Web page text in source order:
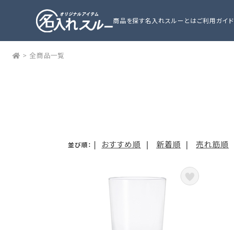
商品を探す名入れスルーとはご利用ガイド
> 全商品一覧
並び順： | おすすめ順 | 新着順 | 売れ筋順